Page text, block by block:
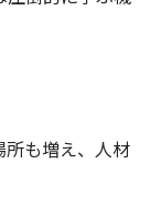
所も増え、人材